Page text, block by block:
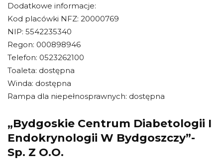
Dodatkowe informacje:
Kod placówki NFZ: 20000769
NIP: 5542235340
Regon: 000898946
Telefon: 0523262100
Toaleta: dostępna
Winda: dostępna
Rampa dla niepełnosprawnych: dostępna
„Bydgoskie Centrum Diabetologii I
Endokrynologii W Bydgoszczy”-
Sp. Z O.O.